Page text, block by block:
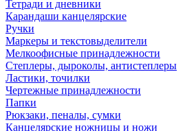
Тетради и дневники
Карандаши канцелярские
Ручки
Маркеры и текстовыделители
Мелкоофисные принадлежности
Степлеры, дыроколы, антистеплеры
Ластики, точилки
Чертежные принадлежности
Папки
Рюкзаки, пеналы, сумки
Канцелярские ножницы и ножи